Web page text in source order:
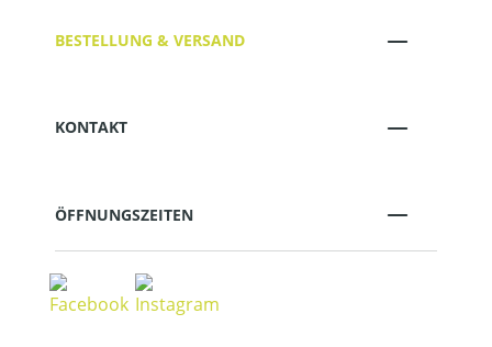
BESTELLUNG & VERSAND
KONTAKT
ÖFFNUNGSZEITEN